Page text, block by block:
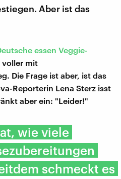
Aber ist das
essen Veggie-
voller mit
Die Frage ist aber, ist das
Reporterin Lena Sterz isst
aber ein: "Leider!"
wie viele
schmeckt es